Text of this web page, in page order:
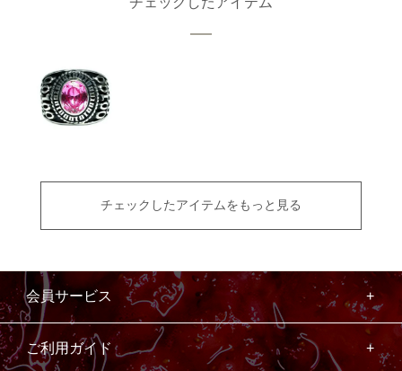
チェックしたアイテムをもっと見る
会員サービス
ご利用ガイド